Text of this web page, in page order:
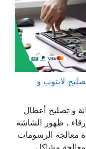
كمبيوتر الزور 65511033 تصليح لابتوب و
و تصليح أعطال
، ظهور الشاشة
معالجة الرسومات
معالجة مشاكل